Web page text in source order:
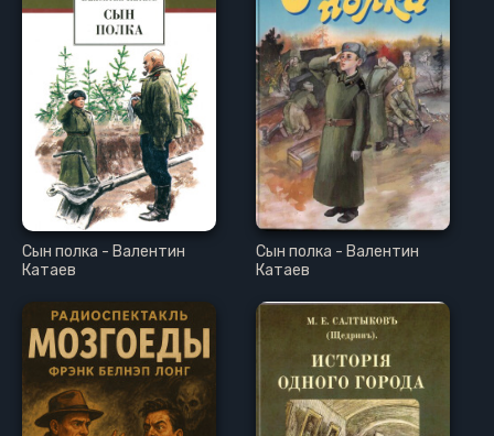
Сын полка - Валентин
Катаев
Сын полка - Валентин
Катаев